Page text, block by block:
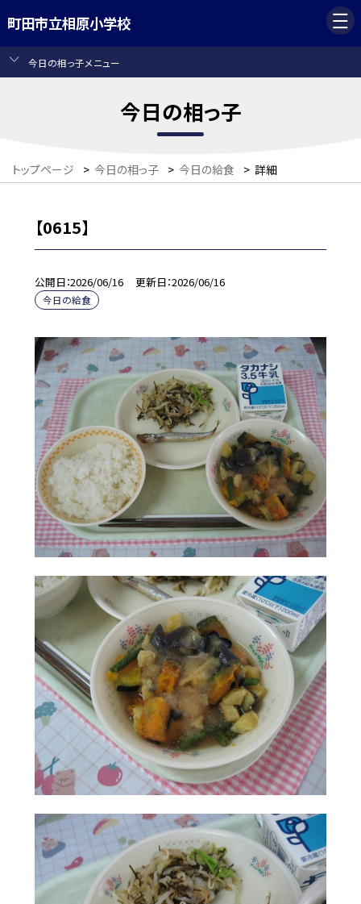
町田市立相原小学校
今日の相っ子メニュー
今日の相っ子
トップページ > 今日の相っ子 > 今日の給食 > 詳細
【0615】
公開日 2026/06/16 更新日 2026/06/16
今日の給食